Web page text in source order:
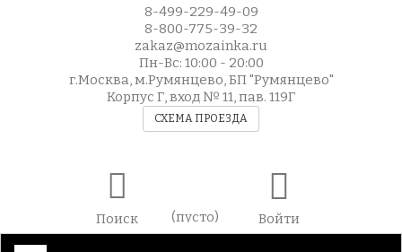
8-499-229-49-09
8-800-775-39-32
zakaz@mozainka.ru
Пн-Вс: 10:00 - 20:00
г.Москва, м.Румянцево, БП "Румянцево"
Корпус Г, вход № 11, пав. 119Г
СХЕМА ПРОЕЗДА
Поиск (пусто) Войти